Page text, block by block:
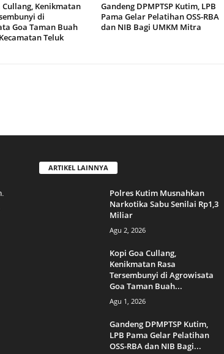
Cullang, Kenikmatan
di
Goa Taman Buah
Teluk
Gandeng DPMPTSP Kutim, LPB
Pama Gelar Pelatihan OSS-RBA
dan NIB Bagi UMKM Mitra
ARTIKEL LAINNYA
Polres Kutim Musnahkan
Narkotika Sabu Senilai Rp1,3
Miliar
Agu 2, 2026
Kopi Goa Cullang,
Kenikmatan Rasa
Tersembunyi di Agrowisata
Goa Taman Buah...
Agu 1, 2026
Gandeng DPMPTSP Kutim,
LPB Pama Gelar Pelatihan
OSS-RBA dan NIB Bagi...